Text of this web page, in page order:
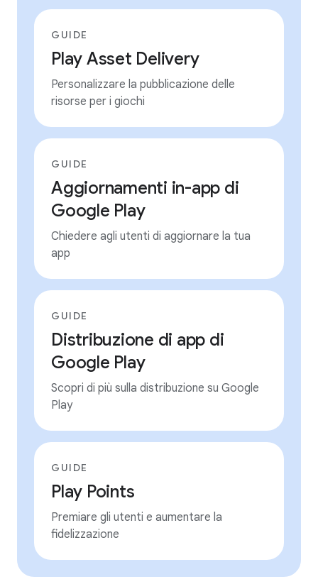
GUIDE
Play Asset Delivery
Personalizzare la pubblicazione delle
risorse per i giochi
GUIDE
Aggiornamenti in-app di
Google Play
Chiedere agli utenti di aggiornare la tua
app
GUIDE
Distribuzione di app di
Google Play
Scopri di più sulla distribuzione su Google
Play
GUIDE
Play Points
Premiare gli utenti e aumentare la
fidelizzazione